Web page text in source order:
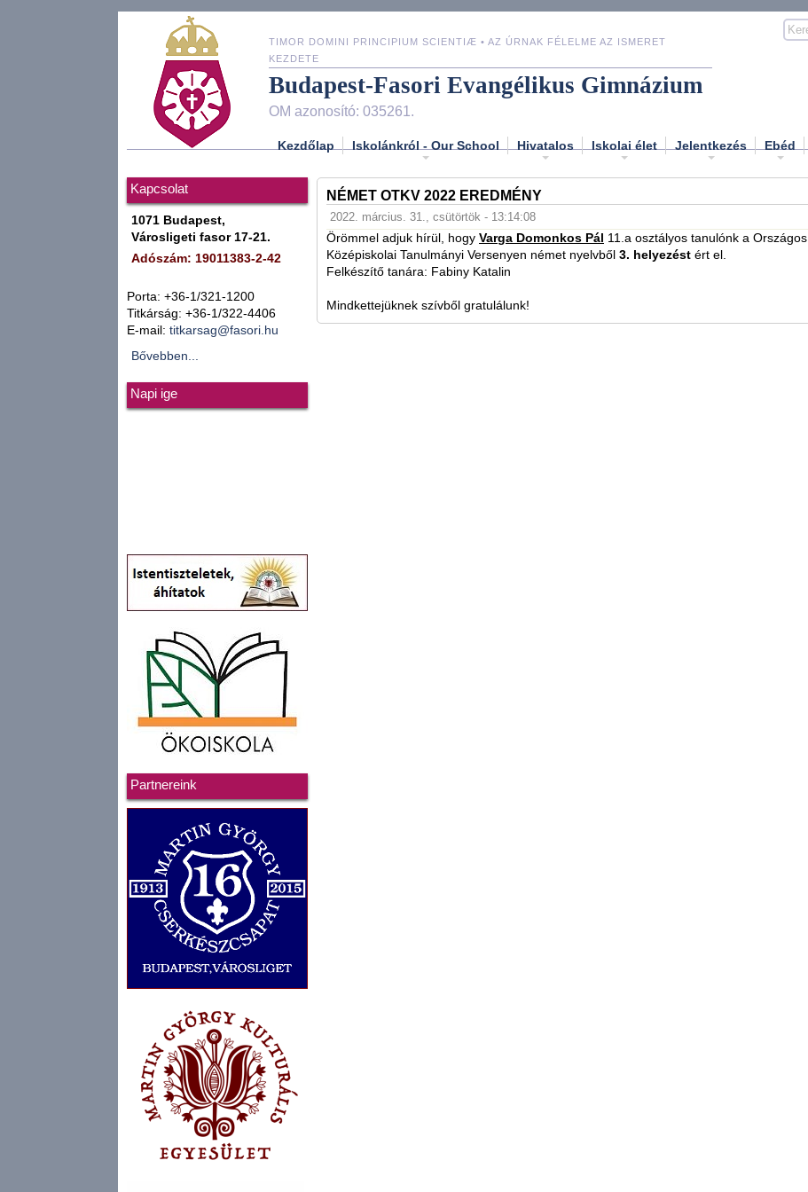
TIMOR DOMINI PRINCIPIUM SCIENTIÆ • AZ ÚRNAK FÉLELME AZ ISMERET
KEZDETE
Budapest-Fasori Evangélikus Gimnázium
OM azonosító: 035261.
Kezdőlap Iskolánkról - Our School Hivatalos Iskolai élet Jelentkezés Ebéd
Kapcsolat
1071 Budapest,
Városligeti fasor 17-21.
Adószám: 19011383-2-42
Porta: +36-1/321-1200
Titkárság: +36-1/322-4406
E-mail: titkarsag@fasori.hu
Bővebben...
Napi ige
Partnereink
NÉMET OTKV 2022 EREDMÉNY
2022. március. 31., csütörtök - 13:14:08
Örömmel adjuk hírül, hogy Varga Domonkos Pál 11.a osztályos tanulónk a Országos
Középiskolai Tanulmányi Versenyen német nyelvből 3. helyezést ért el.
Felkészítő tanára: Fabiny Katalin
Mindkettejüknek szívből gratulálunk!